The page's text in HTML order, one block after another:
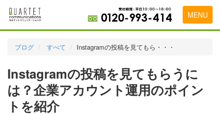
MENU
実績・お客様の声
初めて導入をお考えの方
ブログ すべて Instagramの投稿を見てもら・・・
Instagramの投稿を見てもらうに
は？企業アカウント運用のポイン
トを紹介